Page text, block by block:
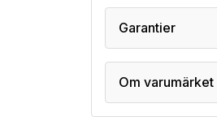
Garantier
Om varumärket